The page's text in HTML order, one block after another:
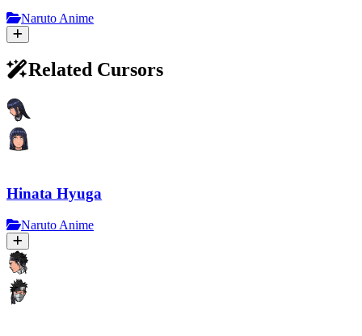
Naruto Anime
Related Cursors
Hinata Hyuga
Naruto Anime